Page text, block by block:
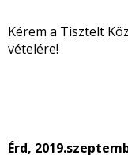
Kérem a Tisztelt
vételére!
Érd,